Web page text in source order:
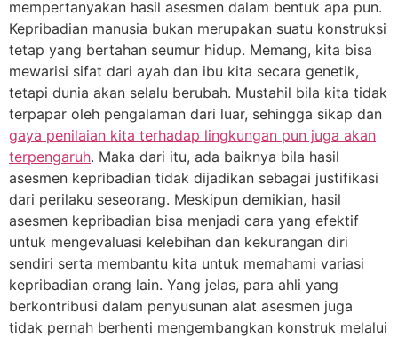
mempertanyakan hasil asesmen dalam bentuk apa pun.
Kepribadian manusia bukan merupakan suatu konstruksi
tetap yang bertahan seumur hidup. Memang, kita bisa
mewarisi sifat dari ayah dan ibu kita secara genetik,
tetapi dunia akan selalu berubah. Mustahil bila kita tidak
terpapar oleh pengalaman dari luar, sehingga sikap dan
gaya penilaian kita terhadap lingkungan pun juga akan
terpengaruh. Maka dari itu, ada baiknya bila hasil
asesmen kepribadian tidak dijadikan sebagai justifikasi
dari perilaku seseorang. Meskipun demikian, hasil
asesmen kepribadian bisa menjadi cara yang efektif
untuk mengevaluasi kelebihan dan kekurangan diri
sendiri serta membantu kita untuk memahami variasi
kepribadian orang lain. Yang jelas, para ahli yang
berkontribusi dalam penyusunan alat asesmen juga
tidak pernah berhenti mengembangkan konstruk melalui